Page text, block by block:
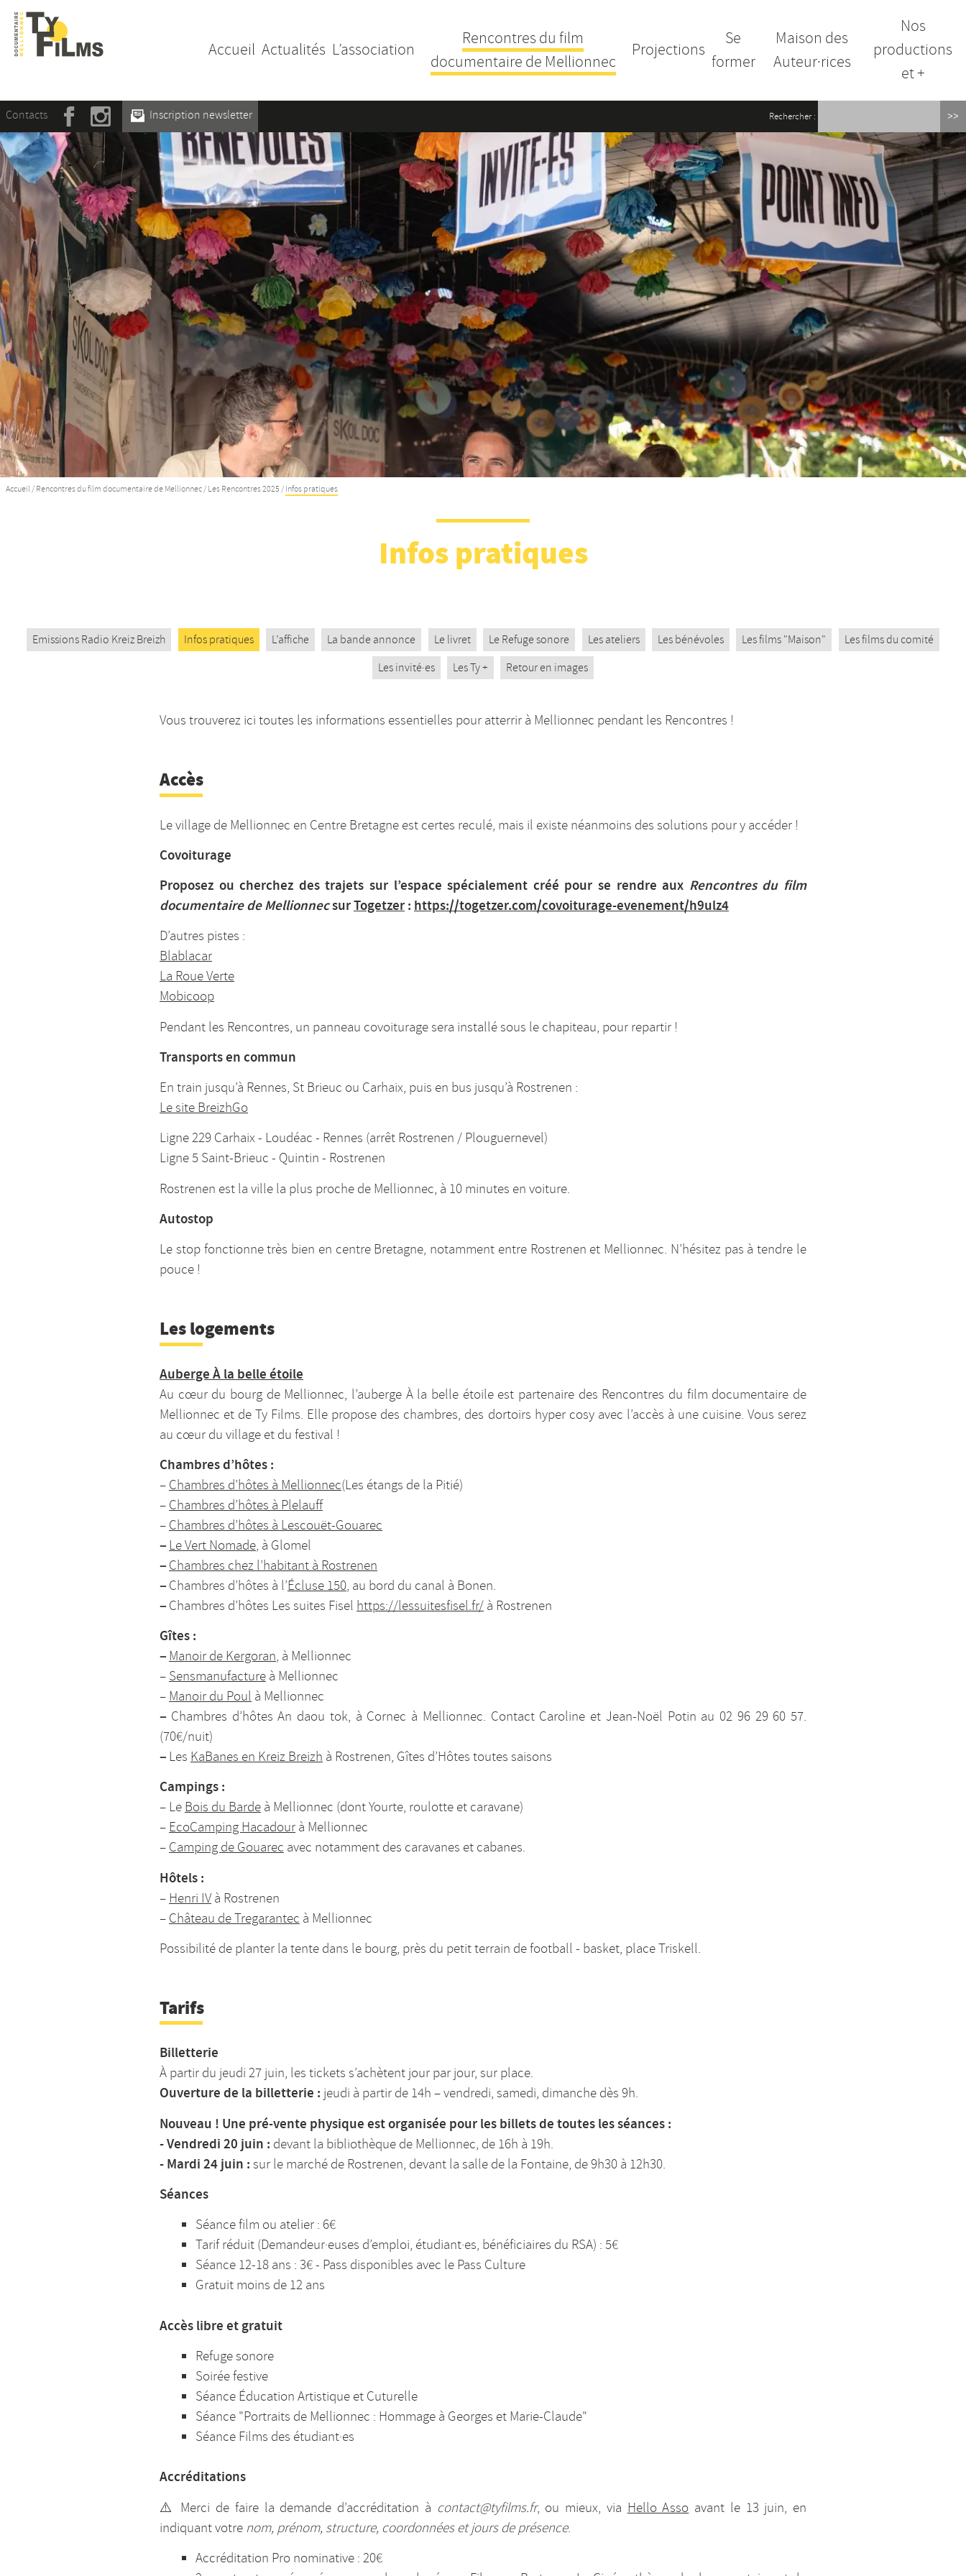
Accueil Actualités L’association
Rencontres du film
documentaire de Mellionnec
Projections
Se
former
Maison des
Auteur·rices
Nos
productions
et +
Contacts Inscription newsletter Rechercher :
Accueil / Rencontres du film documentaire de Mellionnec / Les Rencontres 2025 / Infos pratiques
Infos pratiques
Emissions Radio Kreiz Breizh Infos pratiques L’affiche La bande annonce Le livret Le Refuge sonore Les ateliers Les bénévoles Les films "Maison"
Les films du comité
Les invité·es
Les Ty + Retour en images
Vous trouverez ici toutes les informations essentielles pour atterrir à Mellionnec pendant les Rencontres !
Accès
Le village de Mellionnec en Centre Bretagne est certes reculé, mais il existe néanmoins des solutions pour y accéder !
Covoiturage
Proposez ou cherchez des trajets sur l’espace spécialement créé pour se rendre aux Rencontres du film
documentaire de MellionnecsurTogetzer : https://togetzer.com/covoiturage-evenement/h9ulz4
D’autres pistes :
Blablacar
La Roue Verte
Mobicoop
Pendant les Rencontres, un panneau covoiturage sera installé sous le chapiteau, pour repartir !
Transports en commun
En train jusqu’à Rennes, St Brieuc ou Carhaix, puis en bus jusqu’à Rostrenen :
Le site BreizhGo
Ligne 229 Carhaix - Loudéac - Rennes (arrêt Rostrenen / Plouguernevel)
Ligne 5 Saint-Brieuc - Quintin - Rostrenen
Rostrenen est la ville la plus proche de Mellionnec, à 10 minutes en voiture.
Autostop
Le stop fonctionne très bien en centre Bretagne, notamment entre Rostrenen et Mellionnec. N’hésitez pas à tendre le
pouce !
Les logements
Auberge À la belle étoile
Au cœur du bourg de Mellionnec, l’auberge À la belle étoile est partenaire des Rencontres du film documentaire de
Mellionnec et de Ty Films. Elle propose des chambres, des dortoirs hyper cosy avec l’accès à une cuisine. Vous serez
au cœur du village et du festival !
Chambres d’hôtes :
– Chambres d’hôtes à Mellionnec(Les étangs de la Pitié)
– Chambres d’hôtes à Plelauff
– Chambres d’hôtes à Lescouët-Gouarec
– Le Vert Nomade, à Glomel
– Chambres chez l’habitant à Rostrenen
–Chambres d’hôtes à l’Écluse 150, au bord du canal à Bonen.
–Chambres d’hôtes Les suites Fisel https://lessuitesfisel.fr/ à Rostrenen
Gîtes :
– Manoir de Kergoran, à Mellionnec
– Sensmanufacture à Mellionnec
– Manoir du Poul à Mellionnec
–Chambres d’hôtes An daou tok, à Cornec à Mellionnec. Contact Caroline et Jean-Noël Potin au 02 96 29 60 57.
(70€/nuit)
–Les KaBanes en Kreiz Breizh à Rostrenen, Gîtes d’Hôtes toutes saisons
Campings :
– Le Bois du Barde à Mellionnec (dont Yourte, roulotte et caravane)
– EcoCamping Hacadour à Mellionnec
– Camping de Gouarec avec notamment des caravanes et cabanes.
Hôtels :
– Henri IV à Rostrenen
– Château de Tregarantec à Mellionnec
Possibilité de planter la tente dans le bourg, près du petit terrain de football - basket, place Triskell.
Tarifs
Billetterie
À partir du jeudi 27 juin, les tickets s’achètent jour par jour, sur place.
Ouverture de la billetterie : jeudi à partir de 14h – vendredi, samedi, dimanche dès 9h.
Nouveau ! Une pré-vente physique est organisée pour les billets de toutes les séances :
- Vendredi 20 juin : devant la bibliothèque de Mellionnec, de 16h à 19h.
- Mardi 24 juin : sur le marché de Rostrenen, devant la salle de la Fontaine, de 9h30 à 12h30.
Séances
Séance film ou atelier : 6€
Tarif réduit (Demandeur·euses d’emploi, étudiant·es, bénéficiaires du RSA) : 5€
Séance 12-18 ans : 3€ - Pass disponibles avec le Pass Culture
Gratuit moins de 12 ans
Accès libre et gratuit
Refuge sonore
Soirée festive
Séance Éducation Artistique et Cuturelle
Séance "Portraits de Mellionnec : Hommage à Georges et Marie-Claude"
Séance Films des étudiant·es
Accréditations
⚠️ Merci de faire la demande d’accréditation à contact@tyfilms.fr, ou mieux, via Hello Asso avant le 13 juin, en
indiquant votre nom, prénom, structure, coordonnées et jours de présence.
Accréditation Pro nominative : 20€